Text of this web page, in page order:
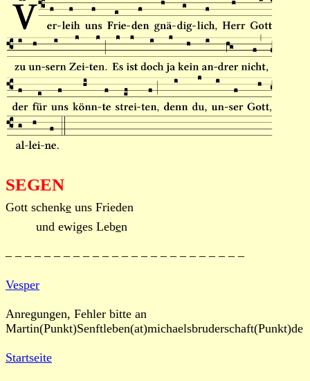
SEGEN
Gott schenke uns Frieden
und ewiges Leben
– – – – – – – – – – – – – – – – – – – – – – – – –
Vesper
Anregungen, Fehler bitte an
Martin(Punkt)Senftleben(at)michaelsbruderschaft(Punkt)de
Startseite